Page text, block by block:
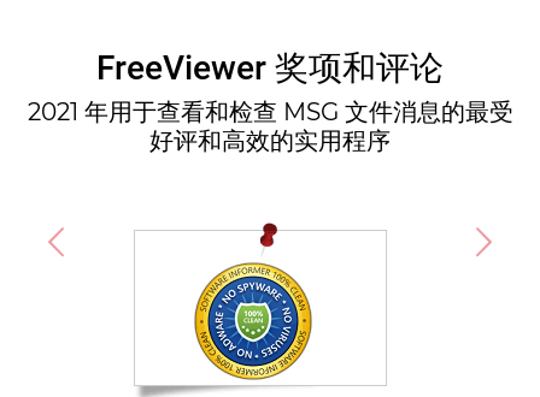
FreeViewer 奖项和评论
2021 年用于查看和检查 MSG 文件消息的最受
好评和高效的实用程序